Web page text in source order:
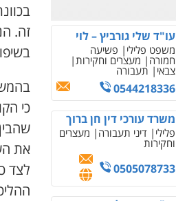
עו"ד שלי גורביץ – לוי
משפט פלילי פשיעה
חמורה מעצרים וחקירות
צבאי תעבורה
0544218336
משרד עורכי דין חן ברוך
פלילי דיני תעבורה מעצרים
וחקירות
0505078733
זה.
כי
את
לצד